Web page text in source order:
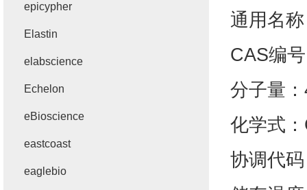
通用名
CAS编
分子量：
化学式：
协调代
epicypher
Elastin
elabscience
Echelon
eBioscience
eastcoast
eaglebio